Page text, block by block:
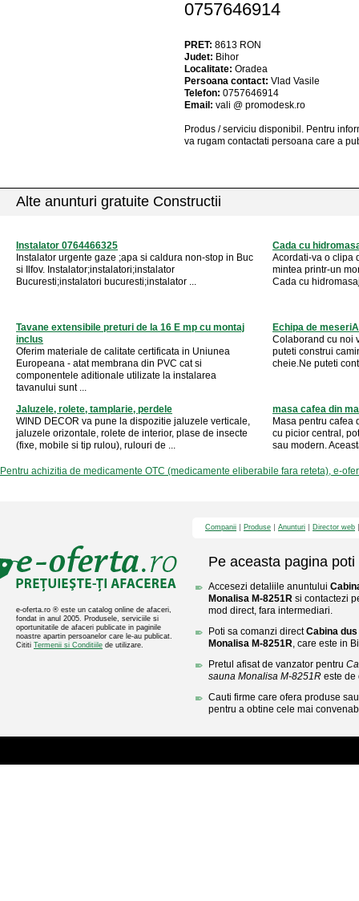
0757646914
PRET: 8613 RON
Judet: Bihor
Localitate: Oradea
Persoana contact: Vlad Vasile
Telefon: 0757646914
Email: vali @ promodesk.ro
Produs / serviciu disponibil . Pentru
va rugam contactati persoana care a
Alte anunturi gratuite Constructii
Instalator 0764466325
Instalator urgente gaze ;apa si caldura non-stop in Buc
si Ilfov. Instalator;instalatori;instalator
Bucuresti;instalatori bucuresti;instalator ...
Cada cu
Acordati-va o clipa
mintea printr-un
Cada cu
Tavane extensibile preturi de la 16 E mp cu montaj
inclus
Oferim materiale de calitate certificata in Uniunea
Europeana - atat membrana din PVC cat si
componentele aditionale utilizate la instalarea
tavanului sunt ...
Echipa de
Colaborand cu noi
puteti construi
cheie.Ne puteti
Jaluzele, rolete, tamplarie, perdele
WIND DECOR va pune la dispozitie jaluzele verticale,
jaluzele orizontale, rolete de interior, plase de insecte
(fixe, mobile si tip rulou), rulouri de ...
masa cafea din
Masa pentru cafea
cu picior central,
sau modern.
Pentru achizitia de medicamente OTC (medicamente eliberabile fara reteta), e-
e-oferta.ro ® este un catalog online de afaceri,
fondat in anul 2005. Produsele, serviciile si
oportunitatile de afaceri publicate in paginile
noastre apartin persoanelor care le-au publicat.
Cititi Termenii si Conditiile de utilizare.
Companii Produse Anunturi Director web
Pe aceasta pagina poti
Accesezi detaliile anuntului
Monalisa M-8251R si contactezi
mod direct, fara intermediari.
Poti sa comanzi directCabina
Monalisa M-8251R, care este in
Pretul afisat de vanzator pentru
sauna Monalisa M-8251R este de
Cauti firme care ofera produse
pentru a obtine cele mai